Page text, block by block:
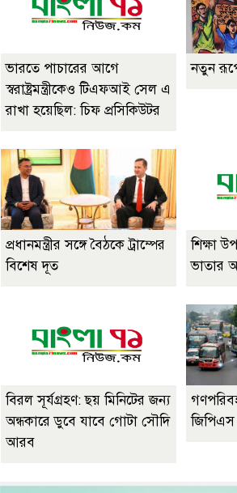
ভারতে পাচারের আগে
স্বরাষ্ট্রমন্ত্রীকেও টিএফআই সেল এ
রাখা হয়েছিল: চিফ প্রসিকিউটর
নতুন
প্রধানমন্ত্রীর সঙ্গে বৈঠকে ট্রাম্পের
বিশেষ দূত
শিক্ষা
ভাতার
বিরল সূর্যগ্রহণ: ছয় মিনিটের জন্য
অন্ধকারে ডুবে যাবে গোটা সৌদি
আরব